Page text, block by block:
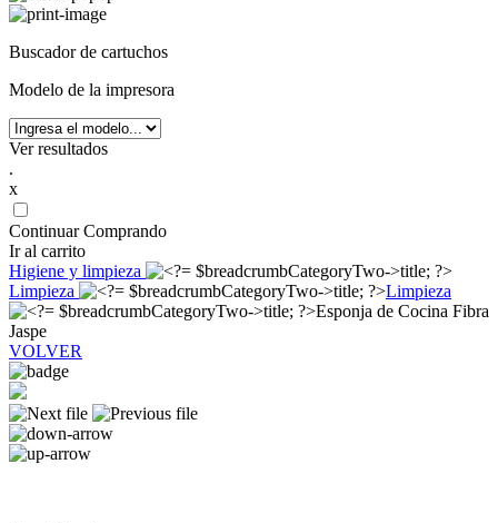
Buscador de cartuchos
Modelo de la impresora
Ver resultados
.
x
Continuar Comprando
Ir al carrito
Higiene y limpieza
Limpieza
Limpieza
Esponja de Cocina Fibra
Jaspe
VOLVER